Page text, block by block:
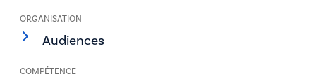
ORGANISATION
Audiences
COMPÉTENCE